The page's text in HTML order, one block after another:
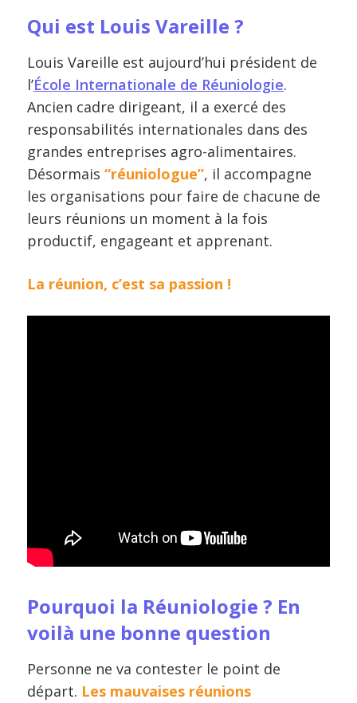
Qui est Louis Vareille ?
Louis Vareille est aujourd’hui président de
l’École Internationale de Réuniologie.
Ancien cadre dirigeant, il a exercé des
responsabilités internationales dans des
grandes entreprises agro-alimentaires.
Désormais “réuniologue”, il accompagne
les organisations pour faire de chacune de
leurs réunions un moment à la fois
productif, engageant et apprenant.
La réunion, c’est sa passion !
Pourquoi la Réuniologie ? En
voilà une bonne question
Personne ne va contester le point de
départ. Les mauvaises réunions